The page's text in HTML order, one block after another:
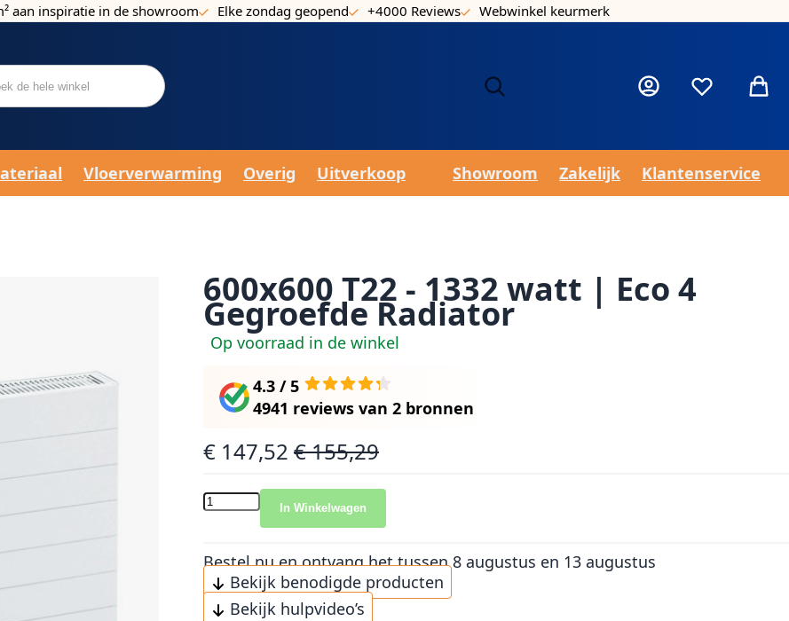
aan inspiratie in de showroom Elke zondag geopend +4000 Reviews Webwinkel keurmerk
Mijn accountVerlanglijst
Vloerverwarming Overig Uitverkoop Showroom Zakelijk Klantenservice
600x600 T22 - 1332 watt | Eco 4
Gegroefde Radiator
Op voorraad in de winkel
4.3 / 5
4941 reviews van 2 bronnen
Speciale prijs
€ 147,52 Normale prijs
€ 155,29
In Winkelwagen
Bestel nu en ontvang het tussen 8 augustus en 13 augustus
Bekijk benodigde producten
Bekijk hulpvideo’s